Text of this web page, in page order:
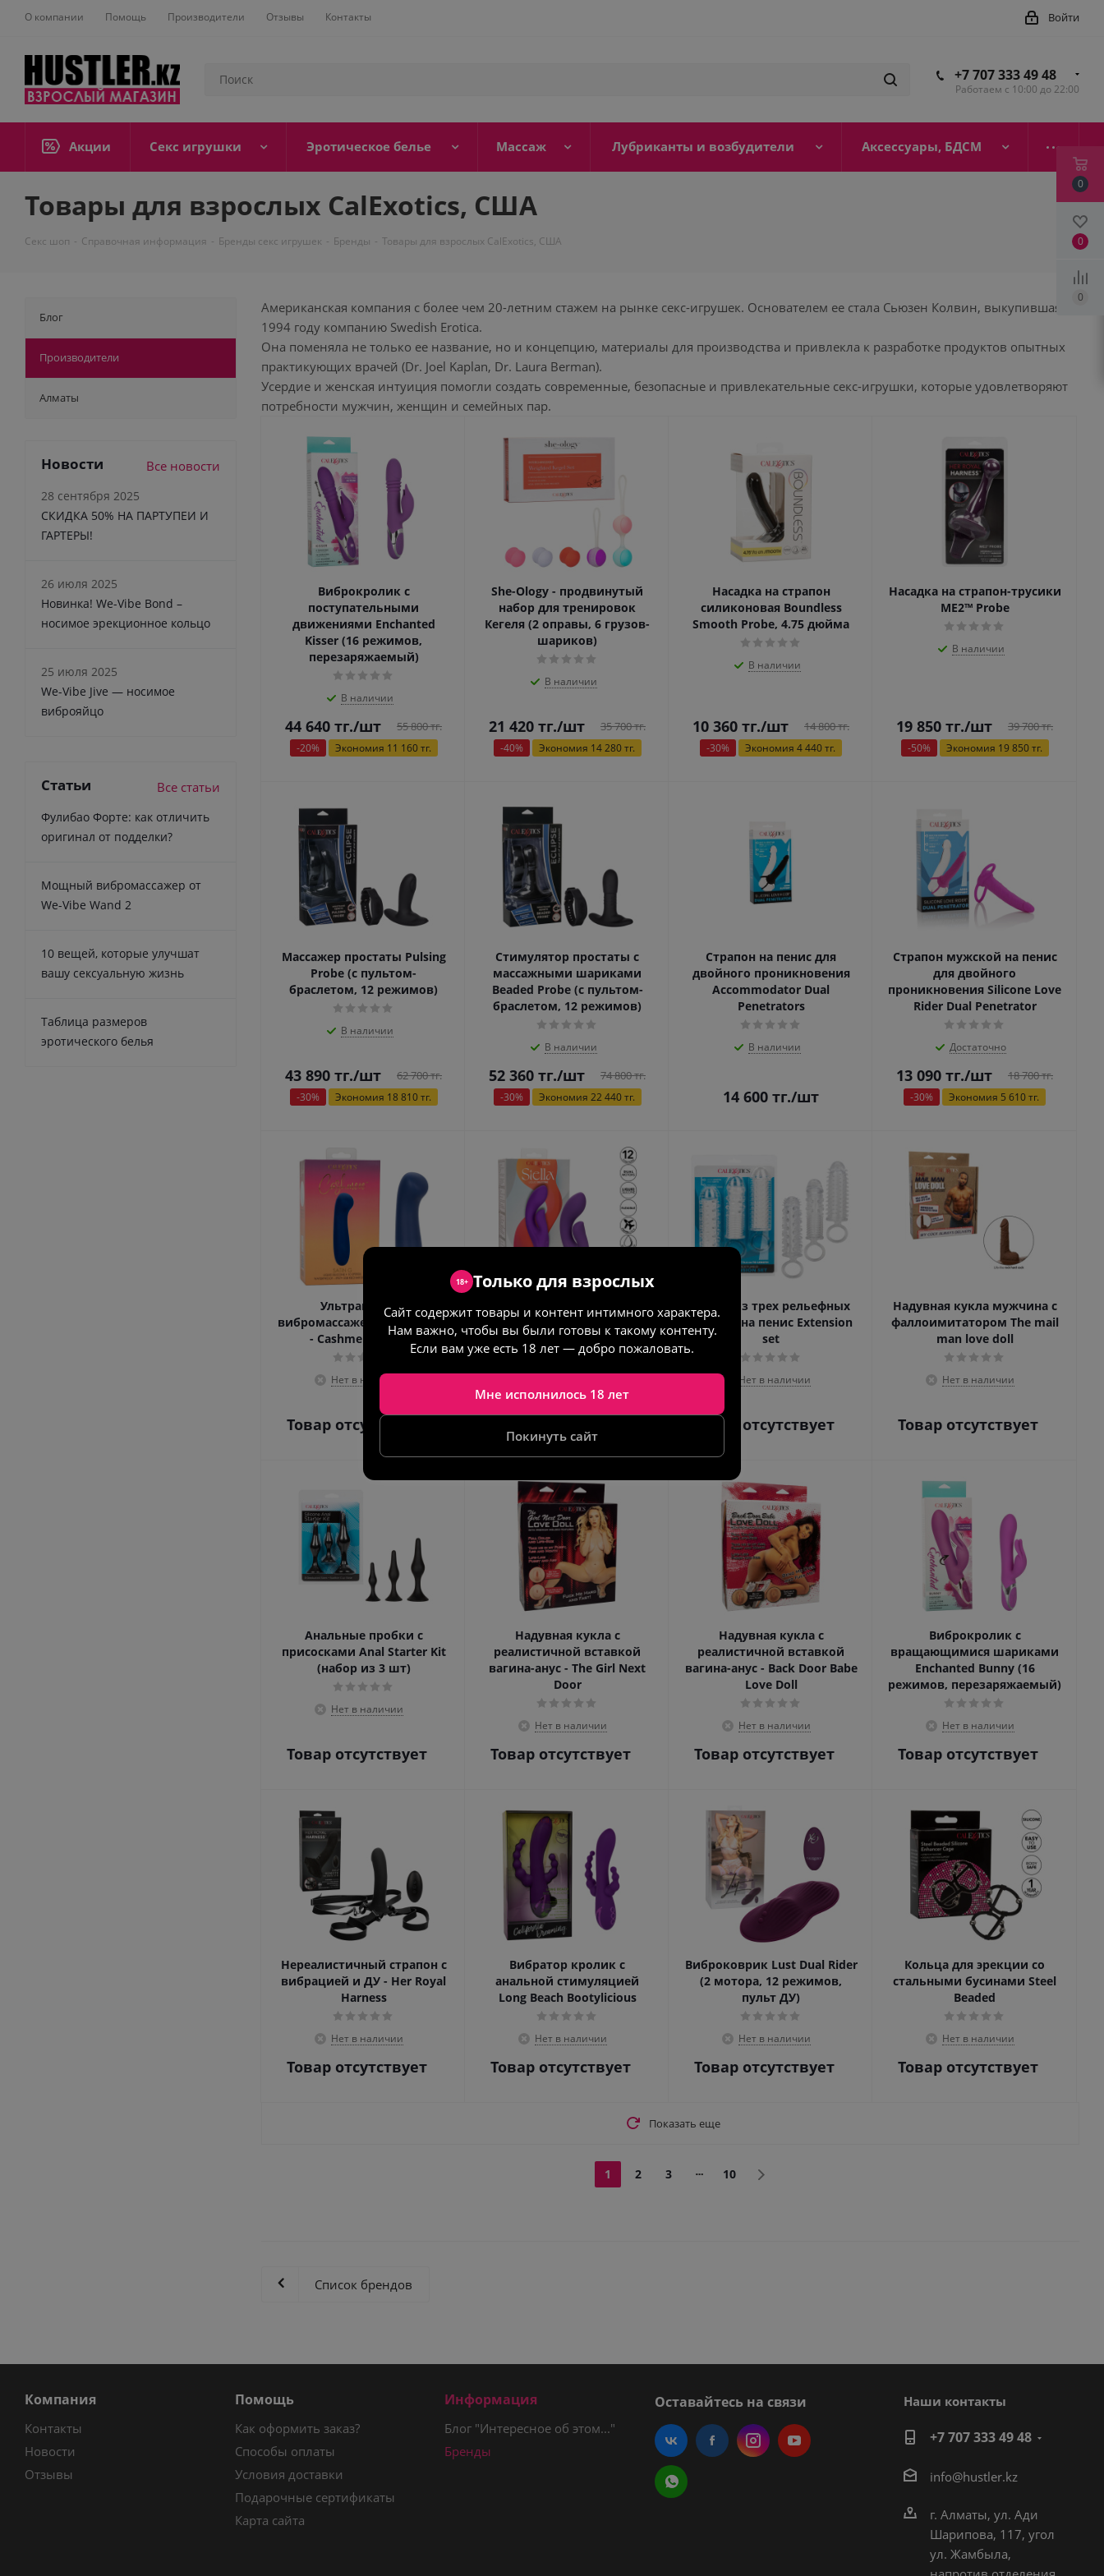
О компании Помощь Производители Отзывы Контакты Войти
+7 707 333 49 48
Работаем с 10:00 до 22:00
Акции Секс игрушки Эротическое белье Массаж Лубриканты и возбудители Аксессуары, БДСМ
Товары для взрослых CalExotics, США
Секс шоп - Справочная информация - Бренды секс игрушек - Бренды - Товары для взрослых CalExotics, США
Американская компания с более чем 20-летним стажем на рынке секс-игрушек. Основателем ее стала Сьюзен Колвин, выкупившая в
1994 году компанию Swedish Erotica.
Она поменяла не только ее название, но и концепцию, материалы для производства и привлекла к разработке продуктов опытных
практикующих врачей (Dr. Joel Kaplan, Dr. Laura Berman).
Усердие и женская интуиция помогли создать современные, безопасные и привлекательные секс-игрушки, которые удовлетворяют
потребности мужчин, женщин и семейных пар.
Виброкролик с
поступательными
движениями Enchanted
Kisser (16 режимов,
перезаряжаемый)
В наличии
44 640 тг./шт 55 800тг.
-20% Экономия 11 160тг.
She-Ology - продвинутый
набор для тренировок
Кегеля (2 оправы, 6 грузов-
шариков)
В наличии
21 420 тг./шт 35 700тг.
-40% Экономия 14 280тг.
Насадка на страпон
силиконовая Boundless
Smooth Probe, 4.75 дюйма
В наличии
10 360 тг./шт 14 800тг.
-30% Экономия 4 440тг.
Насадка на страпон-трусики
ME2™ Probe
В наличии
19 850 тг./шт 39 700тг.
-50% Экономия 19 850тг.
Массажер простаты Pulsing
Probe (с пультом-
браслетом, 12 режимов)
В наличии
43 890 тг./шт 62 700тг.
-30% Экономия 18 810тг.
Стимулятор простаты с
массажными шариками
Beaded Probe (с пультом-
браслетом, 12 режимов)
В наличии
52 360 тг./шт 74 800тг.
-30% Экономия 22 440тг.
Страпон на пенис для
двойного проникновения
Accommodator Dual
Penetrators
В наличии
14 600 тг./шт
Страпон мужской на пенис
для двойного
проникновения Silicone Love
Rider Dual Penetrator
Достаточно
13 090 тг./шт 18 700тг.
-30% Экономия 5 610тг.
Ультрамягкий
вибромассажер для точки G
- Cashmere Satin G
Нет в наличии
Товар отсутствует
двойной стимуляции Stella
Liquid (перезаряжаемый, 12
режимов)
Нет в наличии
Набор из трех рельефных
насадок на пенис Extension
set
Нет в наличии
Товар отсутствует
Надувная кукла мужчина с
фаллоимитатором The mail
man love doll
Нет в наличии
Товар отсутствует
Анальные пробки с
присосками Anal Starter Kit
(набор из 3 шт)
Нет в наличии
Товар отсутствует
Надувная кукла с
реалистичной вставкой
вагина-анус - The Girl Next
Door
Нет в наличии
Товар отсутствует
Надувная кукла с
реалистичной вставкой
вагина-анус - Back Door Babe
Love Doll
Нет в наличии
Товар отсутствует
Виброкролик с
вращающимися шариками
Enchanted Bunny (16
режимов, перезаряжаемый)
Нет в наличии
Товар отсутствует
Нереалистичный страпон с
вибрацией и ДУ - Her Royal
Harness
Нет в наличии
Товар отсутствует
Вибратор кролик с
анальной стимуляцией
Long Beach Bootylicious
Нет в наличии
Товар отсутствует
Виброковрик Lust Dual Rider
(2 мотора, 12 режимов,
пульт ДУ)
Нет в наличии
Товар отсутствует
Кольца для эрекции со
стальными бусинами Steel
Beaded
Нет в наличии
Товар отсутствует
Показать еще
1 2 3 10
Список брендов
Блог
Производители
Алматы
Новости Все новости
28 сентября 2025
СКИДКА 50% НА ПАРТУПЕИ И
ГАРТЕРЫ!
26 июля 2025
Новинка! We-Vibe Bond –
носимое эрекционное кольцо
25 июля 2025
We-Vibe Jive — носимое
виброяйцо
Статьи Все статьи
Фулибао Форте: как отличить
оригинал от подделки?
Мощный вибромассажер от
We-Vibe Wand 2
10 вещей, которые улучшат
вашу сексуальную жизнь
Таблица размеров
эротического белья
Компания
Контакты
Новости
Отзывы
Помощь
Как оформить заказ?
Способы оплаты
Условия доставки
Подарочные сертификаты
Карта сайта
Информация
Блог "Интересное об этом..."
Бренды
Оставайтесь на связи Наши контакты
+7 707 333 49 48
info@hustler.kz
г. Алматы, ул. Ади
Шарипова, 117, угол
ул. Жамбыла,
0
0
0
18+ Только для взрослых
Сайт содержит товары и контент интимного характера.
Нам важно, чтобы вы были готовы к такому контенту.
Если вам уже есть 18 лет — добро пожаловать.
Мне исполнилось 18 лет
Покинуть сайт